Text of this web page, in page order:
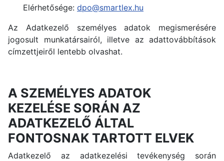
Elérhetősége: dpo@smartlex.hu
Az Adatkezelő személyes adatok megismerésére
jogosult munkatársairól, illetve az adattovábbítások
címzettjeiről lentebb olvashat.
A SZEMÉLYES ADATOK
KEZELÉSE SORÁN AZ
ADATKEZELŐ ÁLTAL
FONTOSNAK TARTOTT ELVEK
Adatkezelő az adatkezelési tevékenység során